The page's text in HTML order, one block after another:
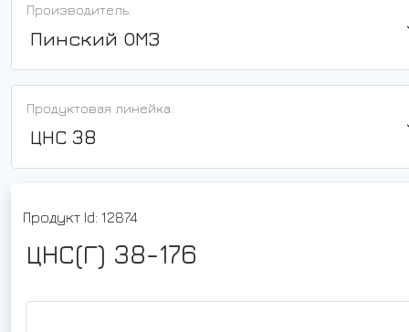
Производитель:
Пинский ОМЗ
Продуктовая линейка:
ЦНС 38
Продукт Id: 12874
ЦНС(Г) 38-176